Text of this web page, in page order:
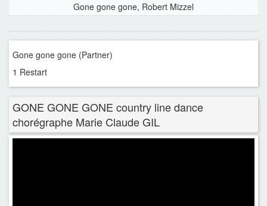
Gone gone gone, Robert Mizzel
Gone gone gone (Partner)
1 Restart
GONE GONE GONE country line dance
chorégraphe Marie Claude GIL